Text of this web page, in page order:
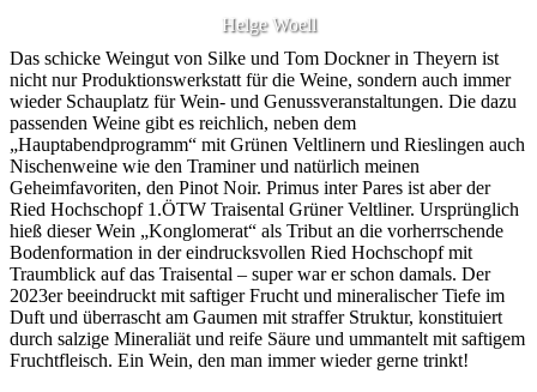
Helge Woell
Das schicke Weingut von Silke und Tom Dockner in Theyern ist
nicht nur Produktionswerkstatt für die Weine, sondern auch immer
wieder Schauplatz für Wein- und Genussveranstaltungen. Die dazu
passenden Weine gibt es reichlich, neben dem
„Hauptabendprogramm“ mit Grünen Veltlinern und Rieslingen auch
Nischenweine wie den Traminer und natürlich meinen
Geheimfavoriten, den Pinot Noir. Primus inter Pares ist aber der
Ried Hochschopf 1.ÖTW Traisental Grüner Veltliner. Ursprünglich
hieß dieser Wein „Konglomerat“ als Tribut an die vorherrschende
Bodenformation in der eindrucksvollen Ried Hochschopf mit
Traumblick auf das Traisental – super war er schon damals. Der
2023er beeindruckt mit saftiger Frucht und mineralischer Tiefe im
Duft und überrascht am Gaumen mit straffer Struktur, konstituiert
durch salzige Mineraliät und reife Säure und ummantelt mit saftigem
Fruchtfleisch. Ein Wein, den man immer wieder gerne trinkt!